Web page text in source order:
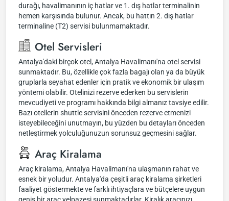
durağı, havalimanının iç hatlar ve 1. dış hatlar terminalinin
hemen karşısında bulunur. Ancak, bu hattın 2. dış hatlar
terminaline (T2) servisi bulunmamaktadır.
Otel Servisleri
Antalya'daki birçok otel, Antalya Havalimanı'na otel servisi
sunmaktadır. Bu, özellikle çok fazla bagajı olan ya da büyük
gruplarla seyahat edenler için pratik ve ekonomik bir ulaşım
yöntemi olabilir. Otelinizi rezerve ederken bu servislerin
mevcudiyeti ve programı hakkında bilgi almanız tavsiye edilir.
Bazı otellerin shuttle servisini önceden rezerve etmenizi
isteyebileceğini unutmayın, bu yüzden bu detayları önceden
netleştirmek yolculuğunuzun sorunsuz geçmesini sağlar.
Araç Kiralama
Araç kiralama, Antalya Havalimanı'na ulaşmanın rahat ve
esnek bir yoludur. Antalya'da çeşitli araç kiralama şirketleri
faaliyet göstermekte ve farklı ihtiyaçlara ve bütçelere uygun